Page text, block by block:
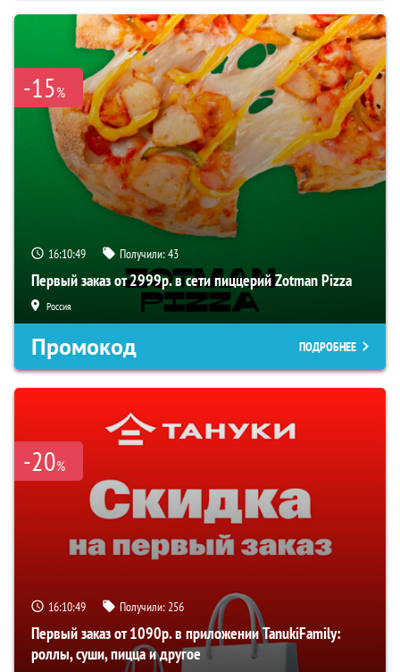
-15%
16:10:48 Получили:43
Первый заказ от 2999р. в сети пиццерий Zotman Pizza
Россия
Промокод ПОДРОБНЕЕ
-20%
16:10:48 Получили:256
Первый заказ от 1090р. в приложении TanukiFamily:
роллы, суши, пицца и другое